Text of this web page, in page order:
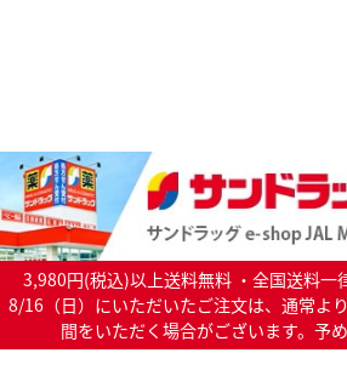
3,980円(税込)以上送料無料 ・全国送料一
8/16（日）にいただいたご注文は、通常よ
間をいただく場合がございます。予